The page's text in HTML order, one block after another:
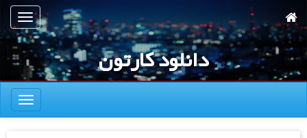
به
محتوای
اصلی
ناوبری
دانلود کارتون
ناوبری